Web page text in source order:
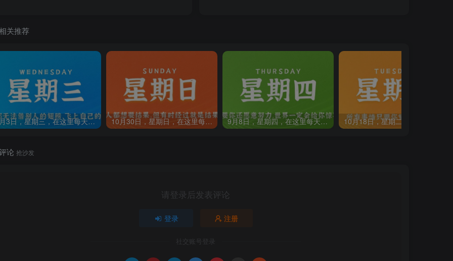
关推荐
8月3日，星期三，在这里每天60秒读懂世界！ 10月30日，星期日，在这里每天60秒读懂世界！ 9月8日，星期四，在这里每天60秒读懂世界！
论 抢沙发
请登录后发表评论
登录 注册
社交账号登录